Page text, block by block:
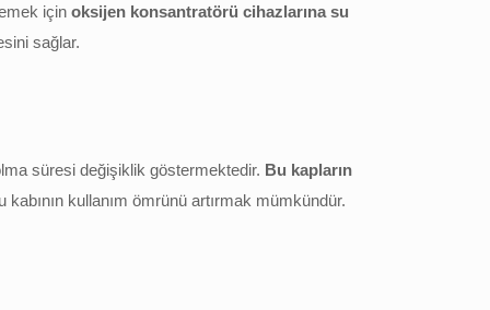
için oksijen konsantratörü cihazlarına su
sağlar.
süresi değişiklik göstermektedir. Bu kapların
kullanım ömrünü artırmak mümkündür.